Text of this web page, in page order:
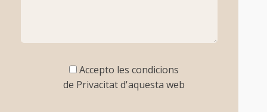
Accepto les condicions
de Privacitat d'aquesta web